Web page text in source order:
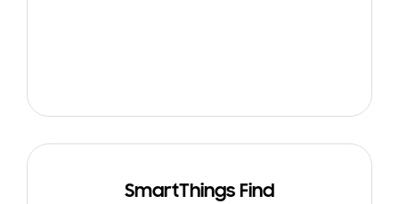
SmartThings Find